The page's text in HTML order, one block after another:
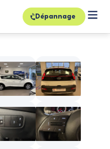
Dépannage